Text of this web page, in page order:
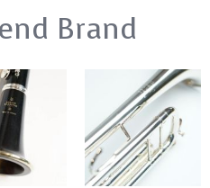
Brand